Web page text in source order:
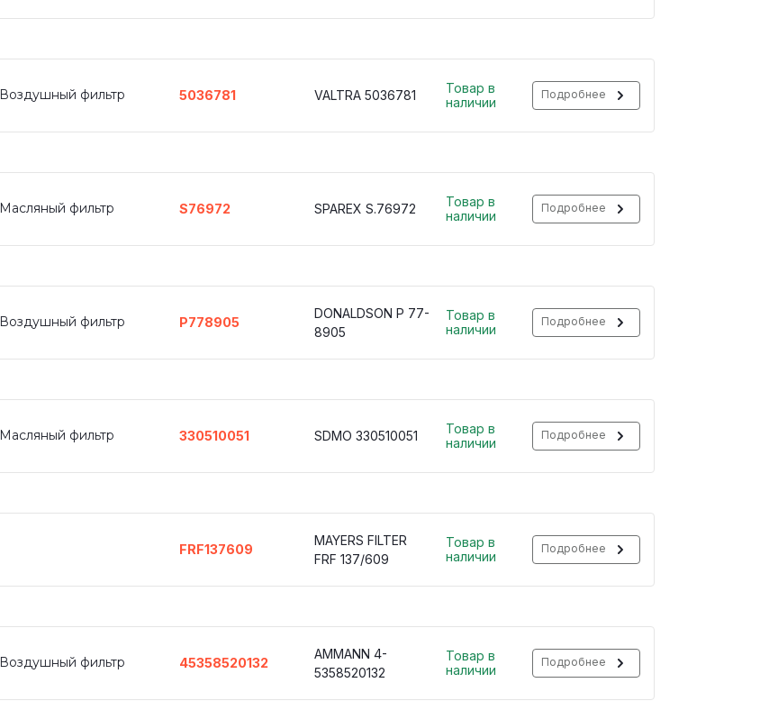
Воздушный фильтр 5036781 VALTRA 5036781
Товар в
наличии
Подробнее
Масляный фильтр S76972 SPAREX S.76972
Товар в
наличии
Подробнее
Воздушный фильтр P778905
DONALDSON P 77-
8905
Товар в
наличии
Подробнее
Масляный фильтр 330510051 SDMO 330510051
Товар в
наличии
Подробнее
FRF137609
MAYERS FILTER
FRF 137/609
Товар в
наличии
Подробнее
Воздушный фильтр 45358520132
AMMANN 4-
5358520132
Товар в
наличии
Подробнее